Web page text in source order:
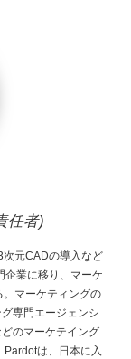
任者)
元CADの導入など
企業に移り、マーケ
。マーケティングの
専門エージェンシ
のマーケテイング
は、日本に入